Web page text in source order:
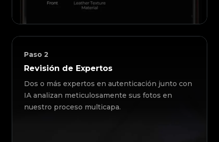
Paso 2
Revisión de Expertos
Dos o más expertos en autenticación junto con
IA analizan meticulosamente sus fotos en
nuestro proceso multicapa.